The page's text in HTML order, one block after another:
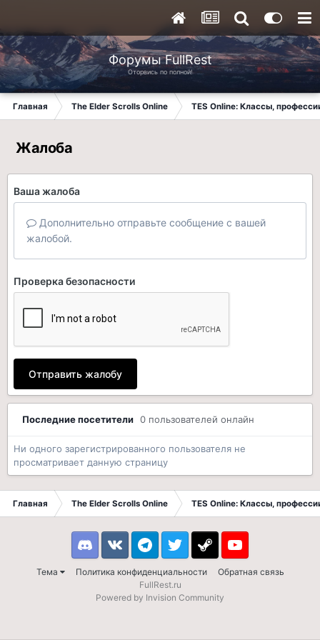
Форумы FullRest
Оторвись по полной!
Главная The Elder Scrolls Online TES Online: Классы,
Жалоба
Ваша жалоба
Дополнительно отправьте сообщение с вашей
жалобой.
Проверка безопасности
Отправить жалобу
Последние посетители 0 пользователей онлайн
Ни одного зарегистрированного пользователя не
просматривает данную страницу
Главная The Elder Scrolls Online TES Online: Классы,
Тема Политика конфиденциальности Обратная связь
DiscordVK TelegramTwitter Steam Youtube
FullRest.ru
Powered by Invision Community